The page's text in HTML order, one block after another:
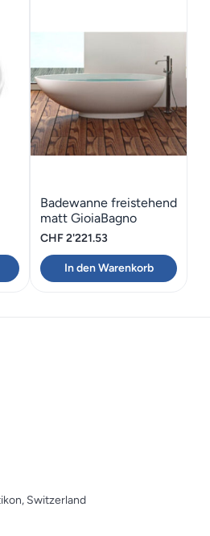
Badewanne freistehend
matt GioiaBagno
Wanne Hawaii-180
CHF2'221.53
In den Warenkorb
Switzerland